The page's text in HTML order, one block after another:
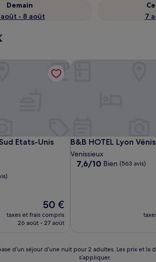
Demain
- 8 août
7
Etats-Unis
Etats-Unis
Le
nouveau
prix
50 €
50 €
taxes et frais compris
26 août - 27 août
B&B HOTEL Lyon
B&B HOTEL Lyon
Venissieux
7.6
7,6/10 Bien (563 avis)
d’un séjour d’une nuit pour 2 adultes. Les prix
s’appliquer.